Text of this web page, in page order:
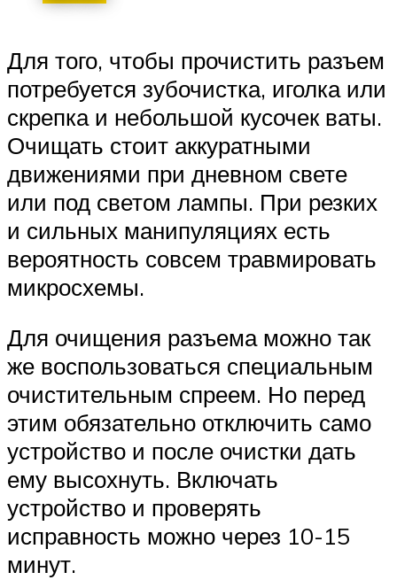
Для того, чтобы прочистить разъем
потребуется зубочистка, иголка или
скрепка и небольшой кусочек ваты.
Очищать стоит аккуратными
движениями при дневном свете
или под светом лампы. При резких
и сильных манипуляциях есть
вероятность совсем травмировать
микросхемы.
Для очищения разъема можно так
же воспользоваться специальным
очистительным спреем. Но перед
этим обязательно отключить само
устройство и после очистки дать
ему высохнуть. Включать
устройство и проверять
исправность можно через 10-15
минут.